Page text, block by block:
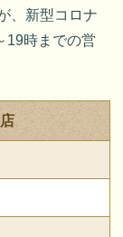
、新型コロナ
19時までの営